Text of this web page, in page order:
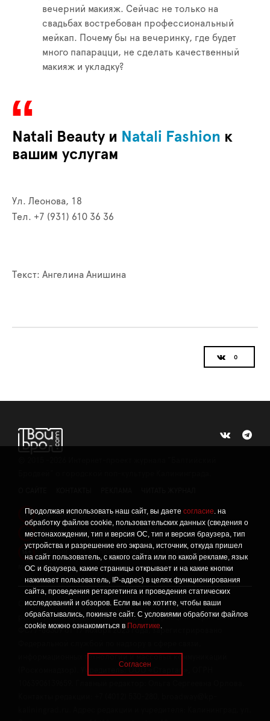
Продолжая использовать наш сайт, вы даете согласие. на
обработку файлов cookie, пользовательских данных (сведения о
местонахождении, тип и версия ОС, тип и версия браузера, тип
устройства и разрешение его экрана, источник, откуда пришел
на сайт пользователь, с какого сайта или по какой рекламе, язык
ОС и браузера, какие страницы открывает и на какие кнопки
нажимает пользователь, IP-адрес) в целях функционирования
сайта, проведения ретаргетинга и проведения статических
исследований и обзоров. Если вы не хотите, чтобы ваши
обрабатывались, покиньте сайт. С условиями обработки файлов
cookie можно ознакомиться в Политике.
Согласен
вечерний макияж. Сейчас не только на
свадьбах востребован профессиональный
мейкап. Почему бы на вечеринку, где будет
много папарацци, не сделать качественный
макияж и укладку?
Natali Beauty и Natali Fashion к
вашим услугам
Ул. Леонова, 18
Тел. +7 (931) 610 36 36
Текст: Ангелина Анишина
! Политика конфиденциальности
! Информация о проведении СОУТ
Данный сайт не предназначен для просмотра лицам
младше 16 лет.
Сетевое издание «Твой Бро», реестровая запись о
регистрации средства массовой информации: серия Эл №
ФС77-86309 от 17 ноября 2023 года, зарегистрировано